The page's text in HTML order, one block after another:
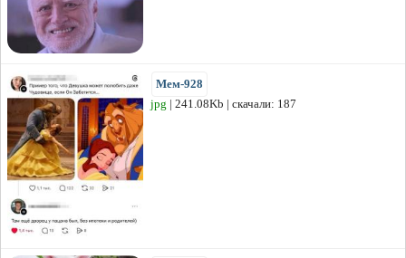
Мем-928
jpg | 241.08Kb | скачали: 187